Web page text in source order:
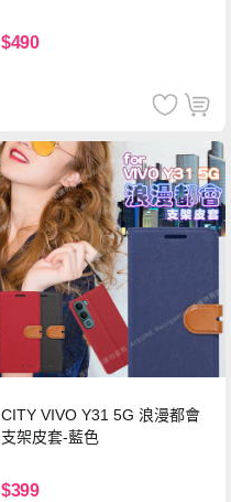
$490
CITY VIVO Y31 5G 浪漫都會
支架皮套-藍色
$399